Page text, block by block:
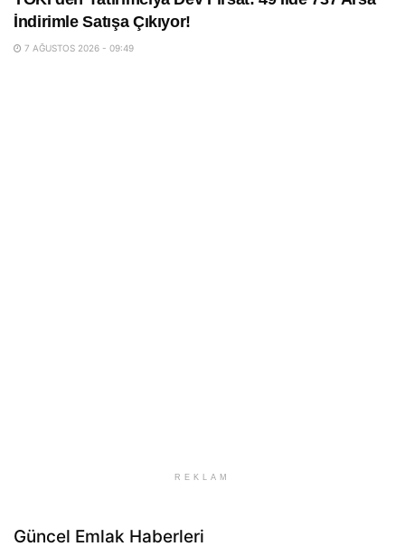
İndirimle Satışa Çıkıyor!
7 AĞUSTOS 2026 - 09:49
REKLAM
Güncel Emlak Haberleri